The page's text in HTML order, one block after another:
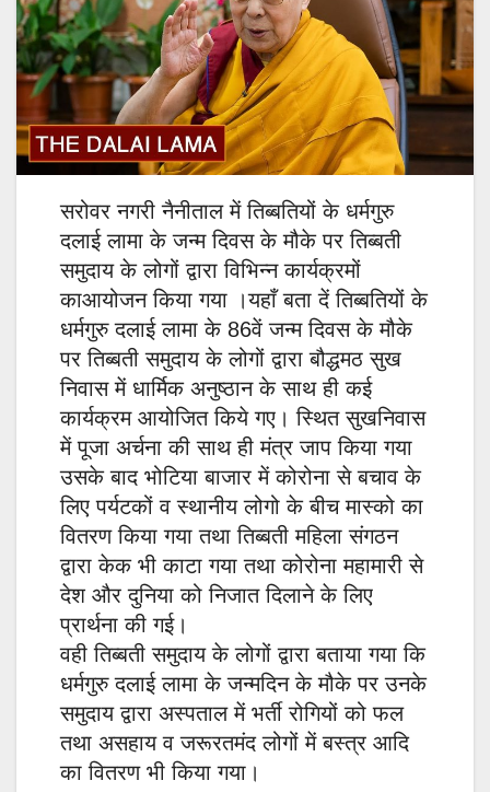
सरोवर नगरी नैनीताल में तिब्बतियों के धर्मगुरु
दलाई लामा के जन्म दिवस के मौके पर तिब्बती
समुदाय के लोगों द्वारा विभिन्न कार्यक्रमों
काआयोजन किया गया ।यहाँ बता दें तिब्बतियों के
धर्मगुरु दलाई लामा के 86वें जन्म दिवस के मौके
पर तिब्बती समुदाय के लोगों द्वारा बौद्धमठ सुख
निवास में धार्मिक अनुष्ठान के साथ ही कई
कार्यक्रम आयोजित किये गए। स्थित सुखनिवास
में पूजा अर्चना की साथ ही मंत्र जाप किया गया
उसके बाद भोटिया बाजार में कोरोना से बचाव के
लिए पर्यटकों व स्थानीय लोगो के बीच मास्को का
वितरण किया गया तथा तिब्बती महिला संगठन
द्वारा केक भी काटा गया तथा कोरोना महामारी से
देश और दुनिया को निजात दिलाने के लिए
प्रार्थना की गई।
वही तिब्बती समुदाय के लोगों द्वारा बताया गया कि
धर्मगुरु दलाई लामा के जन्मदिन के मौके पर उनके
समुदाय द्वारा अस्पताल में भर्ती रोगियों को फल
तथा असहाय व जरूरतमंद लोगों में बस्त्र आदि
का वितरण भी किया गया।